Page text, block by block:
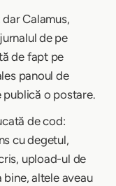
Calamus,
de pe
de fapt pe
panoul de
publică o postare.
de cod:
cu degetul,
upload-ul de
altele aveau